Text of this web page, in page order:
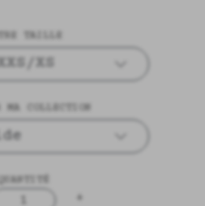
TAILLE
XS
MA COLLECTION
QUANTITÉ
+